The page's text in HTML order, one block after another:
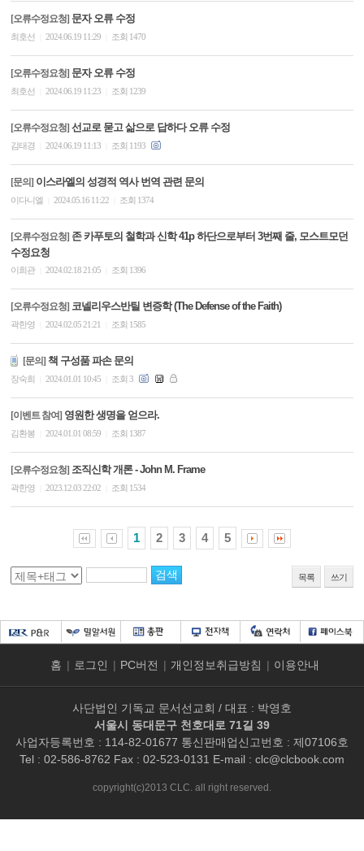
[오류수정요청] 문자 오류 수정
최호선 2024.06.19 11:29 조회 1470
[오류수정요청] 문자 오류 수정
최호선 2024.06.19 11:23 조회 1239
[오류수정요청] 선교로 묻고 삶으로 답하다 오류 수정
김태경 2024.06.19 11:13 조회 1193
[문의] 이스라엘의 성경적 역사 번역 관련 문의
이다니엘 2024.05.16 11:22 조회 1374
[오류수정요청] 존 카푸토의 철학과 신학 41p 하단으로부터 3번째 줄, 모스트모던
수정요청
이희관 2024.02.18 21:05 조회 1396
[오류수정요청] 코넬리우스반틸 변증학 (The Defense of the Faith)
곽한영 2024.02.05 21:21 조회 1585
[문의] 책 구성품 파손 문의
장숙희 2024.01.01 10:45 조회 3
[이벤트 참여] 영원한 생명을 얻으라.
김환봉 2024.01.01 08:59 조회 1387
[오류수정요청] 조직신학 개론 - John M. Frame
곽한영 2023.12.03 22:02 조회 1534
1 2 3 4 5
목록 쓰기
홈 | 로그인 | PC버전 | 개인정보취급방침 | 이용안내
사단법인 기독교 문서선교회 / 대표 : 박영호
서울시 동대문구 천호대로 71길 39
사업자등록번호 : 114-82-01677 통신판매업신고번호 : 제07106호
Tel : 02-586-8762 Fax : 02-523-0131 E-mail : clc@clcbook.com
copyright(c)2013 CLC. all right reserved.